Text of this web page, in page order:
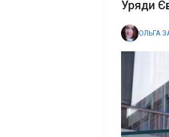
Уряди
ОЛЬГА